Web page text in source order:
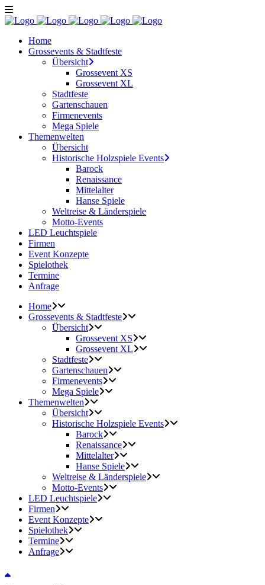
Home
Grossevents & Stadtfeste
Übersicht
Grossevent XS
Grossevent XL
Stadtfeste
Gartenschauen
Firmenevents
Mega Spiele
Themenwelten
Übersicht
Historische Holzspiele Events
Barock
Renaissance
Mittelalter
Hanse Spiele
Weltreise & Länderspiele
Motto-Events
LED Leuchtspiele
Firmen
Event Konzepte
Spielothek
Termine
Anfrage
Home
Grossevents & Stadtfeste
Übersicht
Grossevent XS
Grossevent XL
Stadtfeste
Gartenschauen
Firmenevents
Mega Spiele
Themenwelten
Übersicht
Historische Holzspiele Events
Barock
Renaissance
Mittelalter
Hanse Spiele
Weltreise & Länderspiele
Motto-Events
LED Leuchtspiele
Firmen
Event Konzepte
Spielothek
Termine
Anfrage